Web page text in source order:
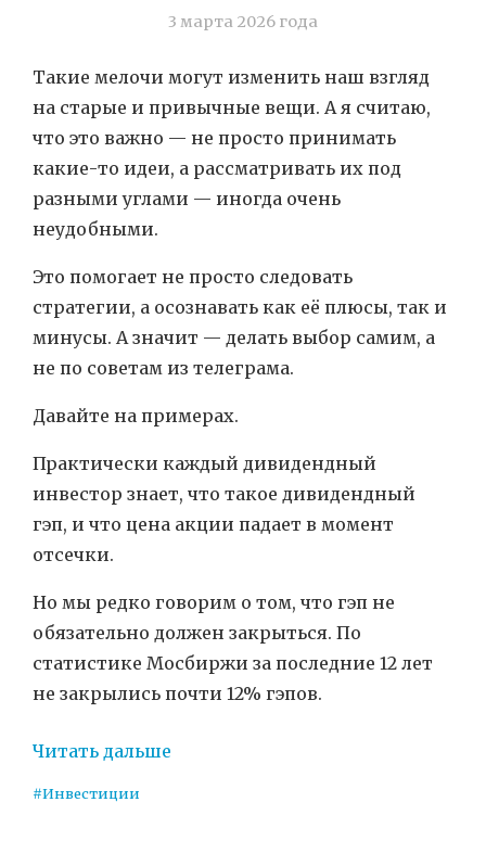
3 марта 2026 года
Такие мелочи могут изменить наш взгляд
на старые и привычные вещи. А я считаю,
что это важно — не просто принимать
какие-то идеи, а рассматривать их под
разными углами — иногда очень
неудобными.
Это помогает не просто следовать
стратегии, а осознавать как её плюсы, так и
минусы. А значит — делать выбор самим, а
не по советам из телеграма.
Давайте на примерах.
Практически каждый дивидендный
инвестор знает, что такое дивидендный
гэп, и что цена акции падает в момент
отсечки.
Но мы редко говорим о том, что гэп не
обязательно должен закрыться. По
статистике Мосбиржи за последние 12 лет
не закрылись почти 12% гэпов.
Читать дальше
#Инвестиции